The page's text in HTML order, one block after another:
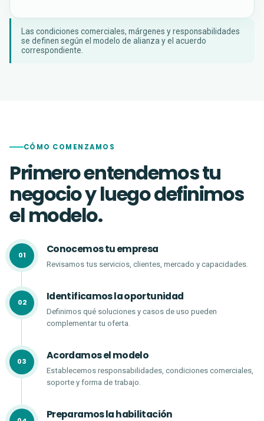
Las condiciones comerciales, márgenes y responsabilidades
se definen según el modelo de alianza y el acuerdo
correspondiente.
CÓMO COMENZAMOS
Primero entendemos tu
negocio y luego definimos
el modelo.
Conocemos tu empresa
Revisamos tus servicios, clientes, mercado y capacidades.
Identificamos la oportunidad
Definimos qué soluciones y casos de uso pueden
complementar tu oferta.
Acordamos el modelo
Establecemos responsabilidades, condiciones comerciales,
soporte y forma de trabajo.
Preparamos la habilitación